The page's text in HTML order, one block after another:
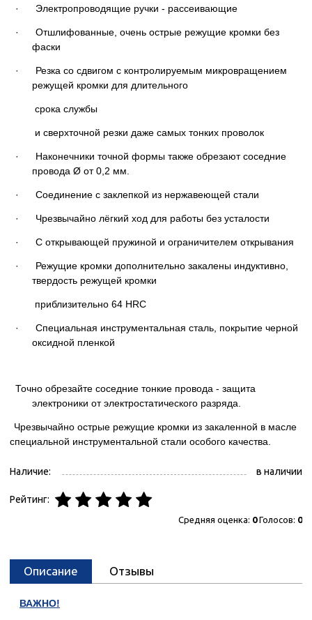
· Электропроводящие ручки - рассеивающие
· Отшлифованные, очень острые режущие кромки без
фаски
· Резка со сдвигом с контролируемым микровращением
режущей кромки для длительного
срока службы
и сверхточной резки даже самых тонких проволок
· Наконечники точной формы также обрезают соседние
провода Ø от 0,2 мм.
· Соединение с заклепкой из нержавеющей стали
· Чрезвычайно лёгкий ход для работы без усталости
· С открывающей пружиной и ограничителем открывания
· Режущие кромки дополнительно закалены индуктивно,
твердость режущей кромки
приблизительно 64 HRC
· Специальная инструментальная сталь, покрытие черной
оксидной пленкой
Точно обрезайте соседние тонкие провода - защита
электроники от электростатического разряда.
Чрезвычайно острые режущие кромки из закаленной в масле
специальной инструментальной стали особого качества.
Наличие: в наличии
Рейтинг:
Средняя оценка: 0Голосов: 0
Описание Отзывы
ВАЖНО!